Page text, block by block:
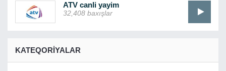
ATV canli yayim
32,408 baxışlar
KATEQORIYALAR